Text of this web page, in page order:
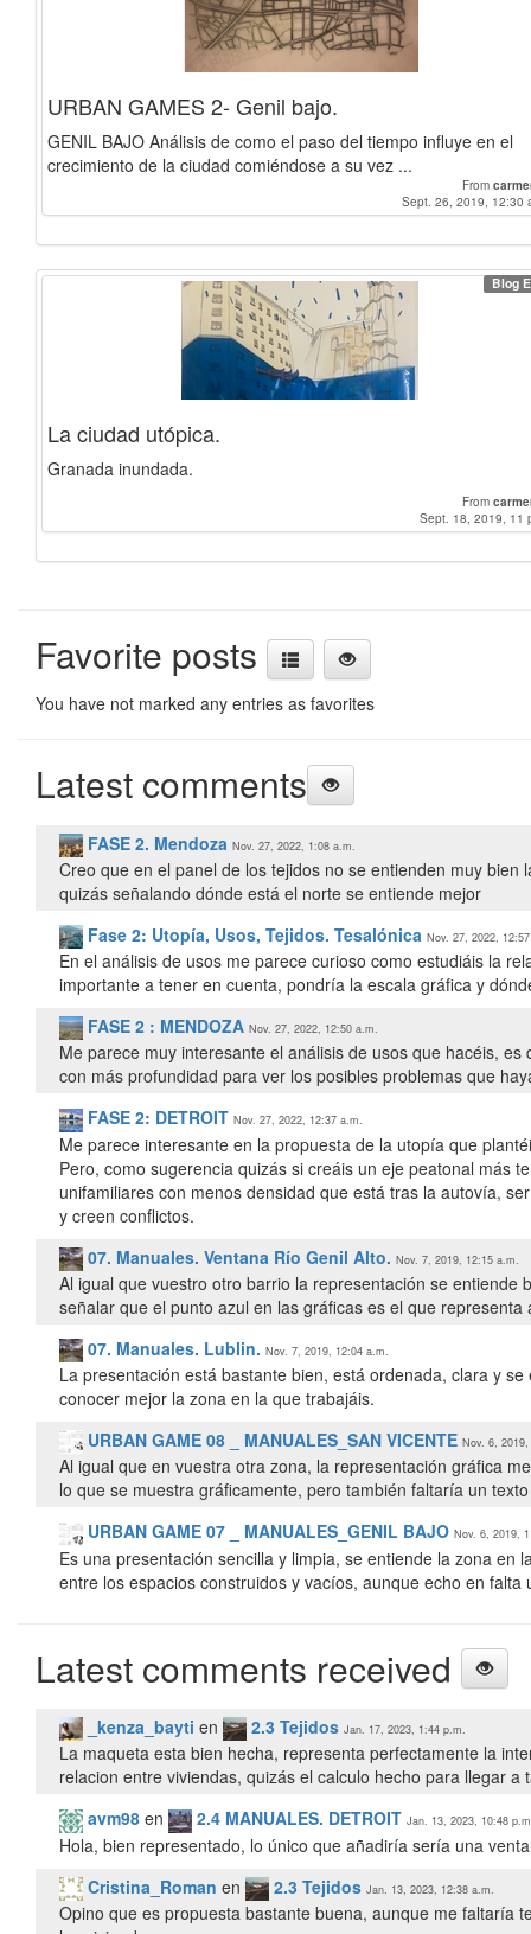
URBAN GAMES 2- Genil bajo.
GENIL BAJO Análisis de como el paso del tiempo influye en el
crecimiento de la ciudad comiéndose a su vez ...
From
Sept. 26, 2019, 12:30
Blog
La ciudad utópica.
Granada inundada.
From
Sept. 18, 2019, 11
Favorite posts
You have not marked any entries as favorites
Latest comments
FASE 2. Mendoza Nov. 27, 2022, 1:08 a.m.
Creo que en el panel de los tejidos no se entienden muy
quizás señalando dónde está el norte se entiende mejor
Fase 2: Utopía, Usos, Tejidos. Tesalónica Nov. 27, 2022,
En el análisis de usos me parece curioso como estudiáis la
importante a tener en cuenta, pondría la escala gráfica y
FASE 2 : MENDOZA Nov. 27, 2022, 12:50 a.m.
Me parece muy interesante el análisis de usos que hacéis,
con más profundidad para ver los posibles problemas que
FASE 2: DETROIT Nov. 27, 2022, 12:37 a.m.
Me parece interesante en la propuesta de la utopía que
Pero, como sugerencia quizás si creáis un eje peatonal más
unifamiliares con menos densidad que está tras la autovía,
y creen conflictos.
07. Manuales. Ventana Río Genil Alto. Nov. 7, 2019, 12:15 a.m.
Al igual que vuestro otro barrio la representación se
señalar que el punto azul en las gráficas es el que representa
07. Manuales. Lublin. Nov. 7, 2019, 12:04 a.m.
La presentación está bastante bien, está ordenada, clara y
conocer mejor la zona en la que trabajáis.
URBAN GAME 08 _ MANUALES_SAN VICENTE Nov. 6,
Al igual que en vuestra otra zona, la representación gráfica
lo que se muestra gráficamente, pero también faltaría un
URBAN GAME 07 _ MANUALES_GENIL BAJO Nov. 6, 2019,
Es una presentación sencilla y limpia, se entiende la zona
entre los espacios construidos y vacíos, aunque echo en falta
Latest comments received
_kenza_bayti en 2.3 Tejidos Jan. 17, 2023, 1:44 p.m.
La maqueta esta bien hecha, representa perfectamente la
relacion entre viviendas, quizás el calculo hecho para llegar
avm98 en 2.4 MANUALES. DETROIT Jan. 13, 2023, 10:48
Hola, bien representado, lo único que añadiría sería una
Cristina_Roman en 2.3 Tejidos Jan. 13, 2023, 12:38 a.m.
Opino que es propuesta bastante buena, aunque me faltaría